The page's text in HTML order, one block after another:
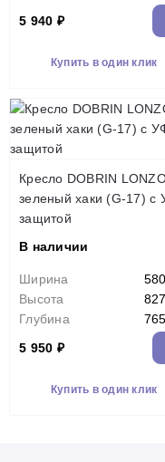
5 940 ₽
Купить в один клик
Кресло DOBRIN
зеленый хаки (G-17) c
защитой
В наличии
Ширина
Высота
Глубина
5 950 ₽
Купить в один клик